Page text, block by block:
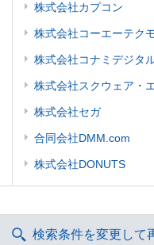
株式会社カプコン
株式会社コーエーテク
株式会社コナミデジタ
株式会社スクウェア・
株式会社セガ
合同会社DMM.com
株式会社DONUTS
検索条件を変更して